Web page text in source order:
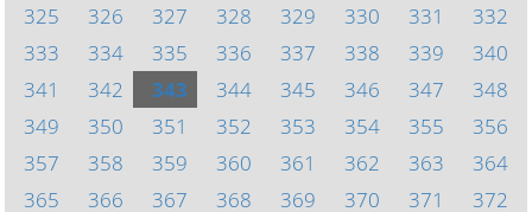
325
326 327 328 329 330 331
332
333
334 335 336 337 338 339
340
341
342 343 344 345 346 347
348
349
350 351 352 353 354 355
356
357
358 359 360 361 362 363
364
365
366 367 368 369 370 371 372